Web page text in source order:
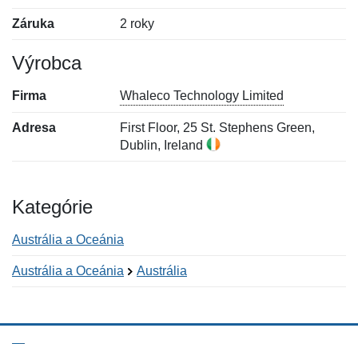
Záruka 2 roky
Výrobca
Firma Whaleco Technology Limited
Adresa
First Floor, 25 St. Stephens Green,
Dublin, Ireland
Kategórie
Austrália a Oceánia
Austrália a Oceánia Austrália
Hodnotenie:
Meno: